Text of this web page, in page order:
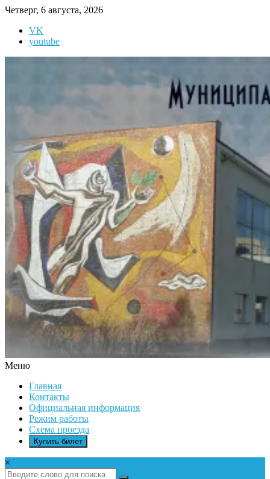
Перейти
содержимому
Четверг, 6 августа, 2026
VK
youtube
ИКАР
Меню
Главная
Контакты
Официальная информация
Режим работы
Схема проезда
Купить билет
×